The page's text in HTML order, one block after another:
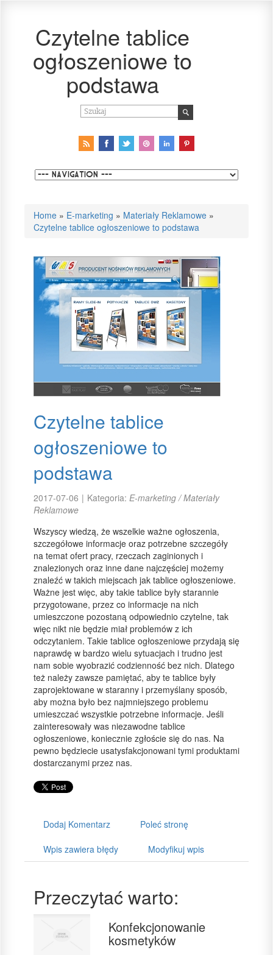
Czytelne tablice
ogłoszeniowe to
podstawa
Home » E-marketing » Materiały Reklamowe »
Czytelne tablice ogłoszeniowe to podstawa
Czytelne tablice
ogłoszeniowe to
podstawa
2017-07-06 | Kategoria: E-marketing / Materiały
Reklamowe
Wszyscy wiedzą, że wszelkie ważne ogłoszenia,
szczegółowe informacje oraz potrzebne szczegóły
na temat ofert pracy, rzeczach zaginionych i
znalezionych oraz inne dane najczęściej możemy
znaleźć w takich miejscach jak tablice ogłoszeniowe.
Ważne jest więc, aby takie tablice były starannie
przygotowane, przez co informacje na nich
umieszczone pozostaną odpowiednio czytelne, tak
więc nikt nie będzie miał problemów z ich
odczytaniem. Takie tablice ogłoszeniowe przydają się
naprawdę w bardzo wielu sytuacjach i trudno jest
nam sobie wyobrazić codzienność bez nich. Dlatego
też należy zawsze pamiętać, aby te tablice były
zaprojektowane w staranny i przemyślany sposób,
aby można było bez najmniejszego problemu
umieszczać wszystkie potrzebne informacje. Jeśli
zainteresowały was niezawodne tablice
ogłoszeniowe, koniecznie zgłoście się do nas. Na
pewno będziecie usatysfakcjonowani tymi produktami
dostarczanymi przez nas.
Dodaj Komentarz Poleć stronę
Wpis zawiera błędy Modyfikuj wpis
Przeczytać warto:
Konfekcjonowanie
kosmetyków